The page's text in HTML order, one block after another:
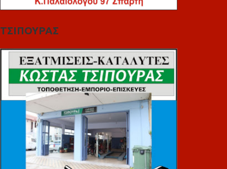
ΤΣΙΠΟΥΡΑΣ